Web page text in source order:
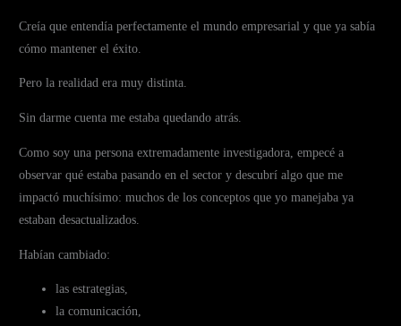
Creía que entendía perfectamente el mundo empresarial y que ya sabía
cómo mantener el éxito.
Pero la realidad era muy distinta.
Sin darme cuenta me estaba quedando atrás.
Como soy una persona extremadamente investigadora, empecé a
observar qué estaba pasando en el sector y descubrí algo que me
impactó muchísimo: muchos de los conceptos que yo manejaba ya
estaban desactualizados.
Habían cambiado:
las estrategias,
la comunicación,